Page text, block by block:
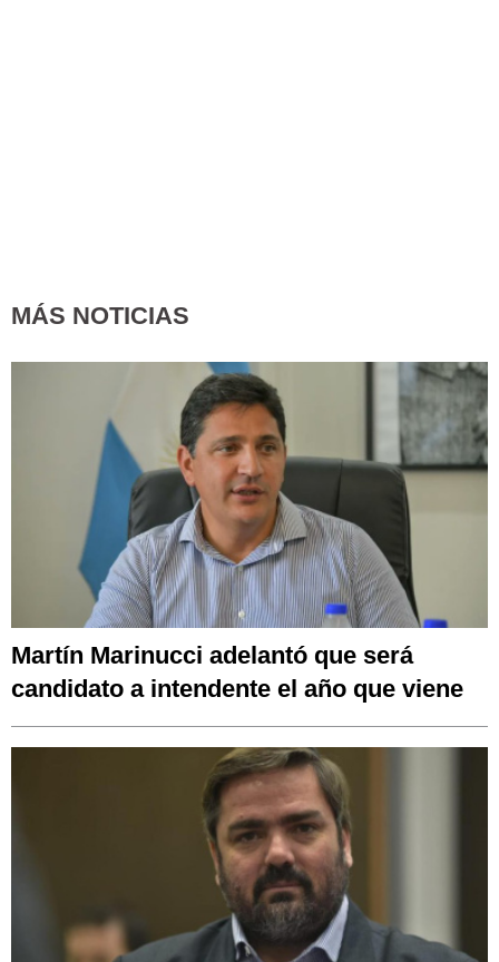
MÁS NOTICIAS
Martín Marinucci adelantó que será
candidato a intendente el año que viene